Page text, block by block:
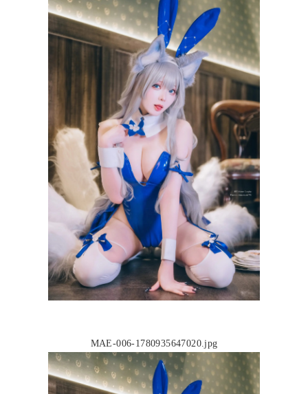
MAE-006-1780935647020.jpg